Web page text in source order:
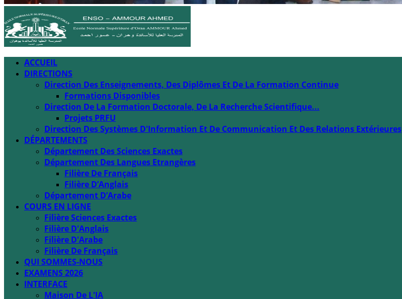
ACCUEIL
DIRECTIONS
Direction Des Enseignements, Des Diplômes Et De La Formation Continue
Formations Disponibles
Direction De La Formation Doctorale, De La Recherche Scientifique...
Projets PRFU
Direction Des Systèmes D'Information Et De Communication Et Des Relations Extérieures
DÉPARTEMENTS
Département Des Sciences Exactes
Département Des Langues Etrangères
Filière De Français
Filière D’Anglais
Département D’Arabe
COURS EN LIGNE
Filière Sciences Exactes
Filière D'Anglais
Filière D'Arabe
Filière De Français
QUI SOMMES-NOUS
EXAMENS 2026
INTERFACE
Maison De L'IA